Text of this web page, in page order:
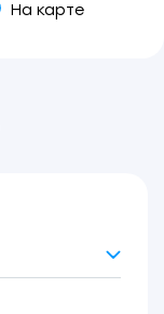
На карте